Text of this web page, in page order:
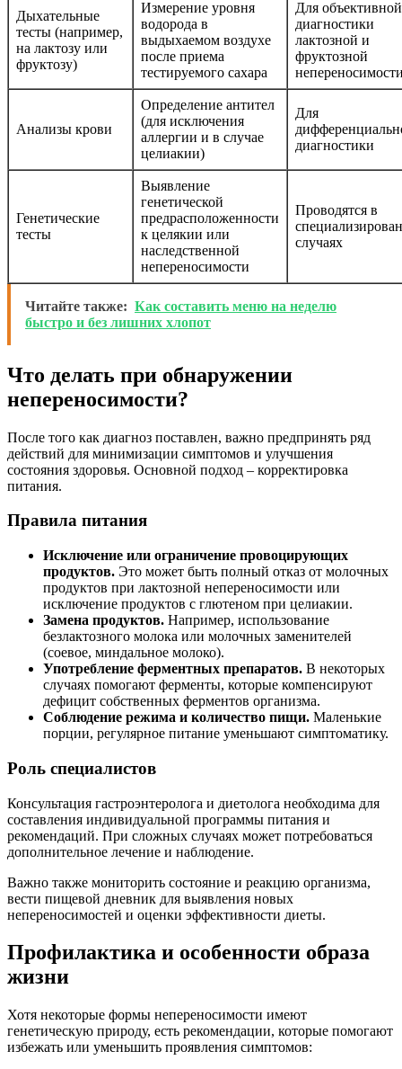
Дыхательные
тесты (например,
на лактозу или
фруктозу)
Измерение уровня
водорода в
выдыхаемом воздухе
после приема
тестируемого сахара
Для объективной
диагностики
лактозной и
фруктозной
Анализы крови
Определение антител
(для исключения
аллергии и в случае
целиакии)
Для
диагностики
Генетические
тесты
Выявление
генетической
предрасположенности
к целякии или
наследственной
непереносимости
Проводятся в
случаях
Читайте также: Как составить меню на неделю
быстро и без лишних хлопот
Что делать при обнаружении
непереносимости?
После того как диагноз поставлен, важно предпринять ряд
действий для минимизации симптомов и улучшения
состояния здоровья. Основной подход – корректировка
питания.
Правила питания
Исключение или ограничение провоцирующих
продуктов. Это может быть полный отказ от молочных
продуктов при лактозной непереносимости или
исключение продуктов с глютеном при целиакии.
Замена продуктов. Например, использование
безлактозного молока или молочных заменителей
(соевое, миндальное молоко).
Употребление ферментных препаратов. В некоторых
случаях помогают ферменты, которые компенсируют
дефицит собственных ферментов организма.
Соблюдение режима и количество пищи. Маленькие
порции, регулярное питание уменьшают симптоматику.
Роль специалистов
Консультация гастроэнтеролога и диетолога необходима для
составления индивидуальной программы питания и
рекомендаций. При сложных случаях может потребоваться
дополнительное лечение и наблюдение.
Важно также мониторить состояние и реакцию организма,
вести пищевой дневник для выявления новых
непереносимостей и оценки эффективности диеты.
Профилактика и особенности образа
жизни
Хотя некоторые формы непереносимости имеют
генетическую природу, есть рекомендации, которые помогают
избежать или уменьшить проявления симптомов: